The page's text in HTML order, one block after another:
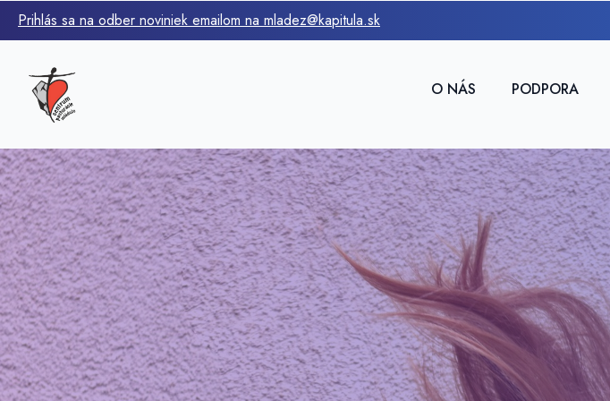
Prihlás sa na odber noviniek emailom na mladez@kapitula.sk
O NÁS PODPORA